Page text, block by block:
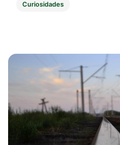
Curiosidades